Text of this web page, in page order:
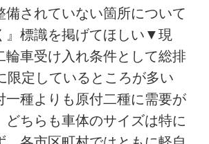
備されていない箇所について
』標識を掲げてほしい▼現
輪車受け入れ条件として総排
限定しているところが多い
一種よりも原付二種に需要が
どちらも車体のサイズは特に